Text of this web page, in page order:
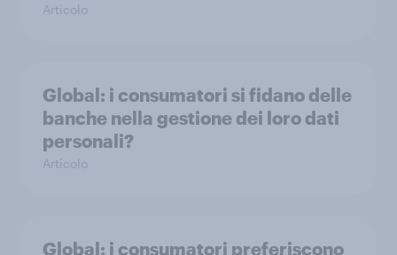
Articolo
Global: i consumatori si fidano delle
banche nella gestione dei loro dati
personali?
Articolo
Global: i consumatori preferiscono